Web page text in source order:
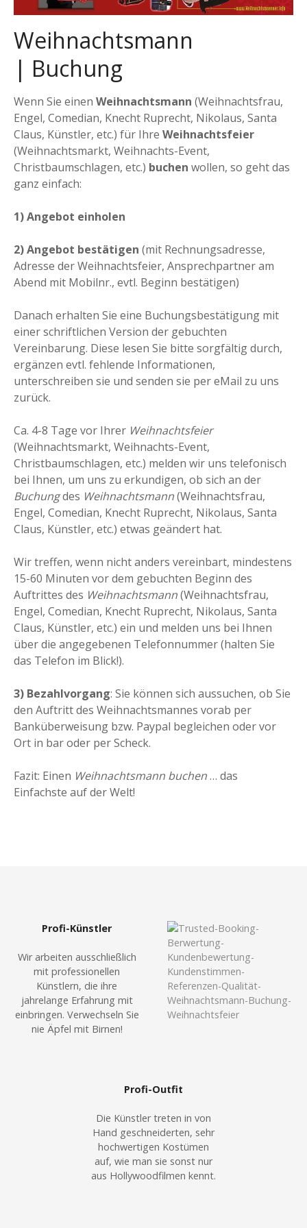
Weihnachtsmann
| Buchung
Wenn Sie einen Weihnachtsmann (Weihnachtsfrau,
Engel, Comedian, Knecht Ruprecht, Nikolaus, Santa
Claus, Künstler, etc.) für Ihre Weihnachtsfeier
(Weihnachtsmarkt, Weihnachts-Event,
Christbaumschlagen, etc.) buchen wollen, so geht das
ganz einfach:
1) Angebot einholen
2) Angebot bestätigen (mit Rechnungsadresse,
Adresse der Weihnachtsfeier, Ansprechpartner am
Abend mit Mobilnr., evtl. Beginn bestätigen)
Danach erhalten Sie eine Buchungsbestätigung mit
einer schriftlichen Version der gebuchten
Vereinbarung. Diese lesen Sie bitte sorgfältig durch,
ergänzen evtl. fehlende Informationen,
unterschreiben sie und senden sie per eMail zu uns
zurück.
Ca. 4-8 Tage vor Ihrer Weihnachtsfeier
(Weihnachtsmarkt, Weihnachts-Event,
Christbaumschlagen, etc.) melden wir uns telefonisch
bei Ihnen, um uns zu erkundigen, ob sich an der
Buchungdes Weihnachtsmann(Weihnachtsfrau,
Engel, Comedian, Knecht Ruprecht, Nikolaus, Santa
Claus, Künstler, etc.) etwas geändert hat.
Wir treffen, wenn nicht anders vereinbart, mindestens
15-60 Minuten vor dem gebuchten Beginn des
Auftrittes des Weihnachtsmann(Weihnachtsfrau,
Engel, Comedian, Knecht Ruprecht, Nikolaus, Santa
Claus, Künstler, etc.) ein und melden uns bei Ihnen
über die angegebenen Telefonnummer (halten Sie
das Telefon im Blick!).
3) Bezahlvorgang: Sie können sich aussuchen, ob Sie
den Auftritt des Weihnachtsmannes vorab per
Banküberweisung bzw. Paypal begleichen oder vor
Ort in bar oder per Scheck.
Fazit: Einen Weihnachtsmann buchen… das
Einfachste auf der Welt!
Profi-Künstler
Wir arbeiten ausschließlich
mit professionellen
Künstlern, die ihre
jahrelange Erfahrung mit
einbringen. Verwechseln Sie
nie Äpfel mit Birnen!
Profi-Outfit
Die Künstler treten in von
Hand geschneiderten, sehr
hochwertigen Kostümen
auf, wie man sie sonst nur
aus Hollywoodfilmen kennt.